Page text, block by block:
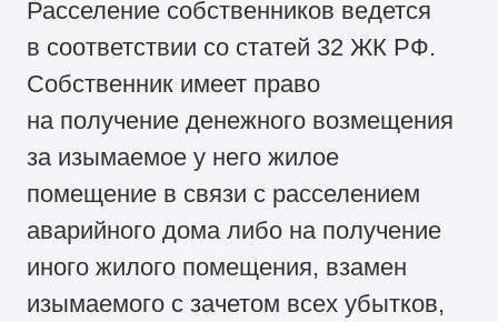
Расселение собственников ведется
в соответствии со статей 32 ЖК РФ.
Собственник имеет право
на получение денежного возмещения
за изымаемое у него жилое
помещение в связи с расселением
аварийного дома либо на получение
иного жилого помещения, взамен
изымаемого с зачетом всех убытков,